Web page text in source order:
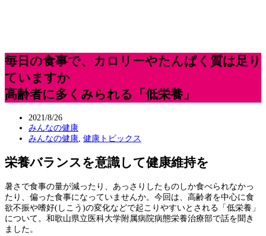
毎日の食事で、カロリーやたんぱく質は足り
ていますか
高齢者に多くみられる「低栄養」
2021/8/26
みんなの健康
みんなの健康 健康トピックス
栄養バランスを意識して健康維持を
暑さで食事の量が減ったり、あっさりしたものしか食べられなかっ
たり、偏った食事になっていませんか。今回は、高齢者を中心に食
欲不振や嗜好(しこう)の変化などで起こりやすいとされる「低栄養」
について。和歌山県立医科大学附属病院病態栄養治療部で話を聞き
ました。